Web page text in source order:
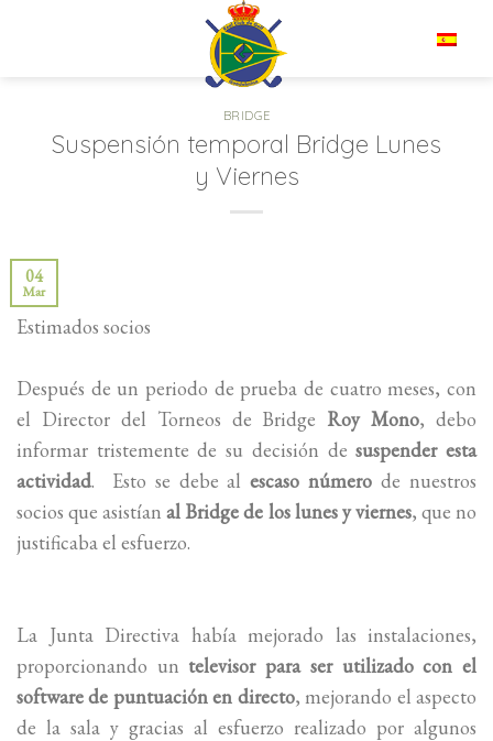
BRIDGE
Suspensión temporal Bridge Lunes
y Viernes
04
Mar
Estimados socios
Después de un periodo de prueba de cuatro meses, con
el Director del Torneos de Bridge Roy Mono, debo
informar tristemente de su decisión desuspender esta
actividad. Esto se debe alescaso número de nuestros
socios que asistíanal Bridge de los lunes y viernes, que no
justificaba el esfuerzo.
La Junta Directiva había mejorado las instalaciones,
proporcionando un televisor para ser utilizado con el
software de puntuación en directo, mejorando el aspecto
de la sala y gracias al esfuerzo realizado por algunos